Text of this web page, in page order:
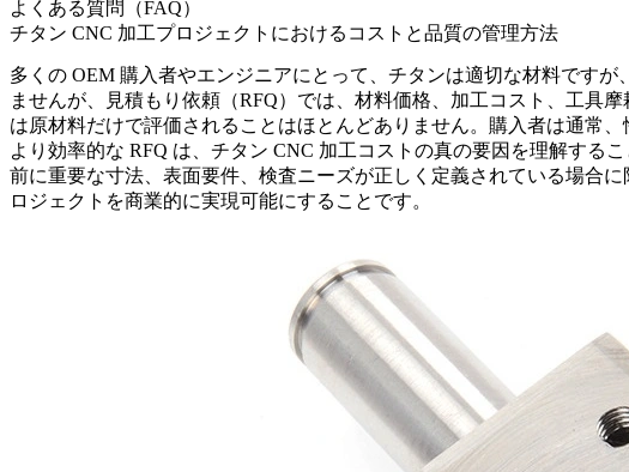
よくある質問（FAQ）
チタン CNC 加工プロジェクトにおけるコストと品質の管理方法
多くの OEM 購入者やエンジニアにとって、チタンは適切な材料です
ませんが、見積もり依頼（RFQ）では、材料価格、加工コスト、工具
は原材料だけで評価されることはほとんどありません。購入者は通常
より効率的な RFQ は、 チタン CNC 加工コスト の真の要因を理解する
前に重要な寸法、表面要件、検査ニーズが正しく定義されている場合
ロジェクトを商業的に実現可能にすることです。